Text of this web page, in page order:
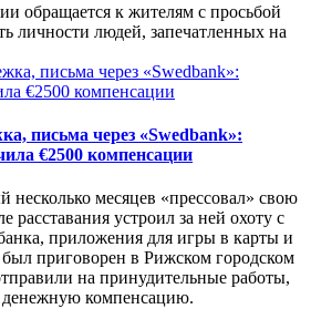
обращается к жителям с просьбой
личности людей, запечатленных на
письма через «Swedbank»:
€2500 компенсации
несколько месяцев «прессовал» свою
расставания устроил за ней охоту с
приложения для игры в карты и
приговорен в Рижском городском
на принудительные работы,
денежную компенсацию.